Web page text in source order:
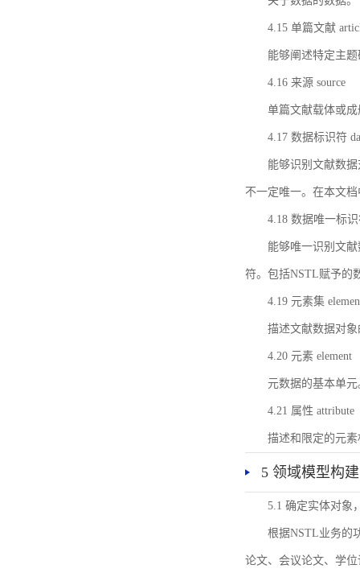
4.15 单篇文献
能够阐述特定主
4.16 来源 source
单篇文献载体或
4.17 数据标识符
能够识别文献数
不一定唯一。在本文
4.18 数据唯一标
能够唯一识别文
符。包括NSTL赋予的
4.19 元素集
描述文献数据对
4.20 元素 element
元数据的基本单元
4.21 属性 attribute
描述和限定的元
5 领域模型构建
5.1 确定实体对象
根据NSTL业务的
论文、会议论文、学